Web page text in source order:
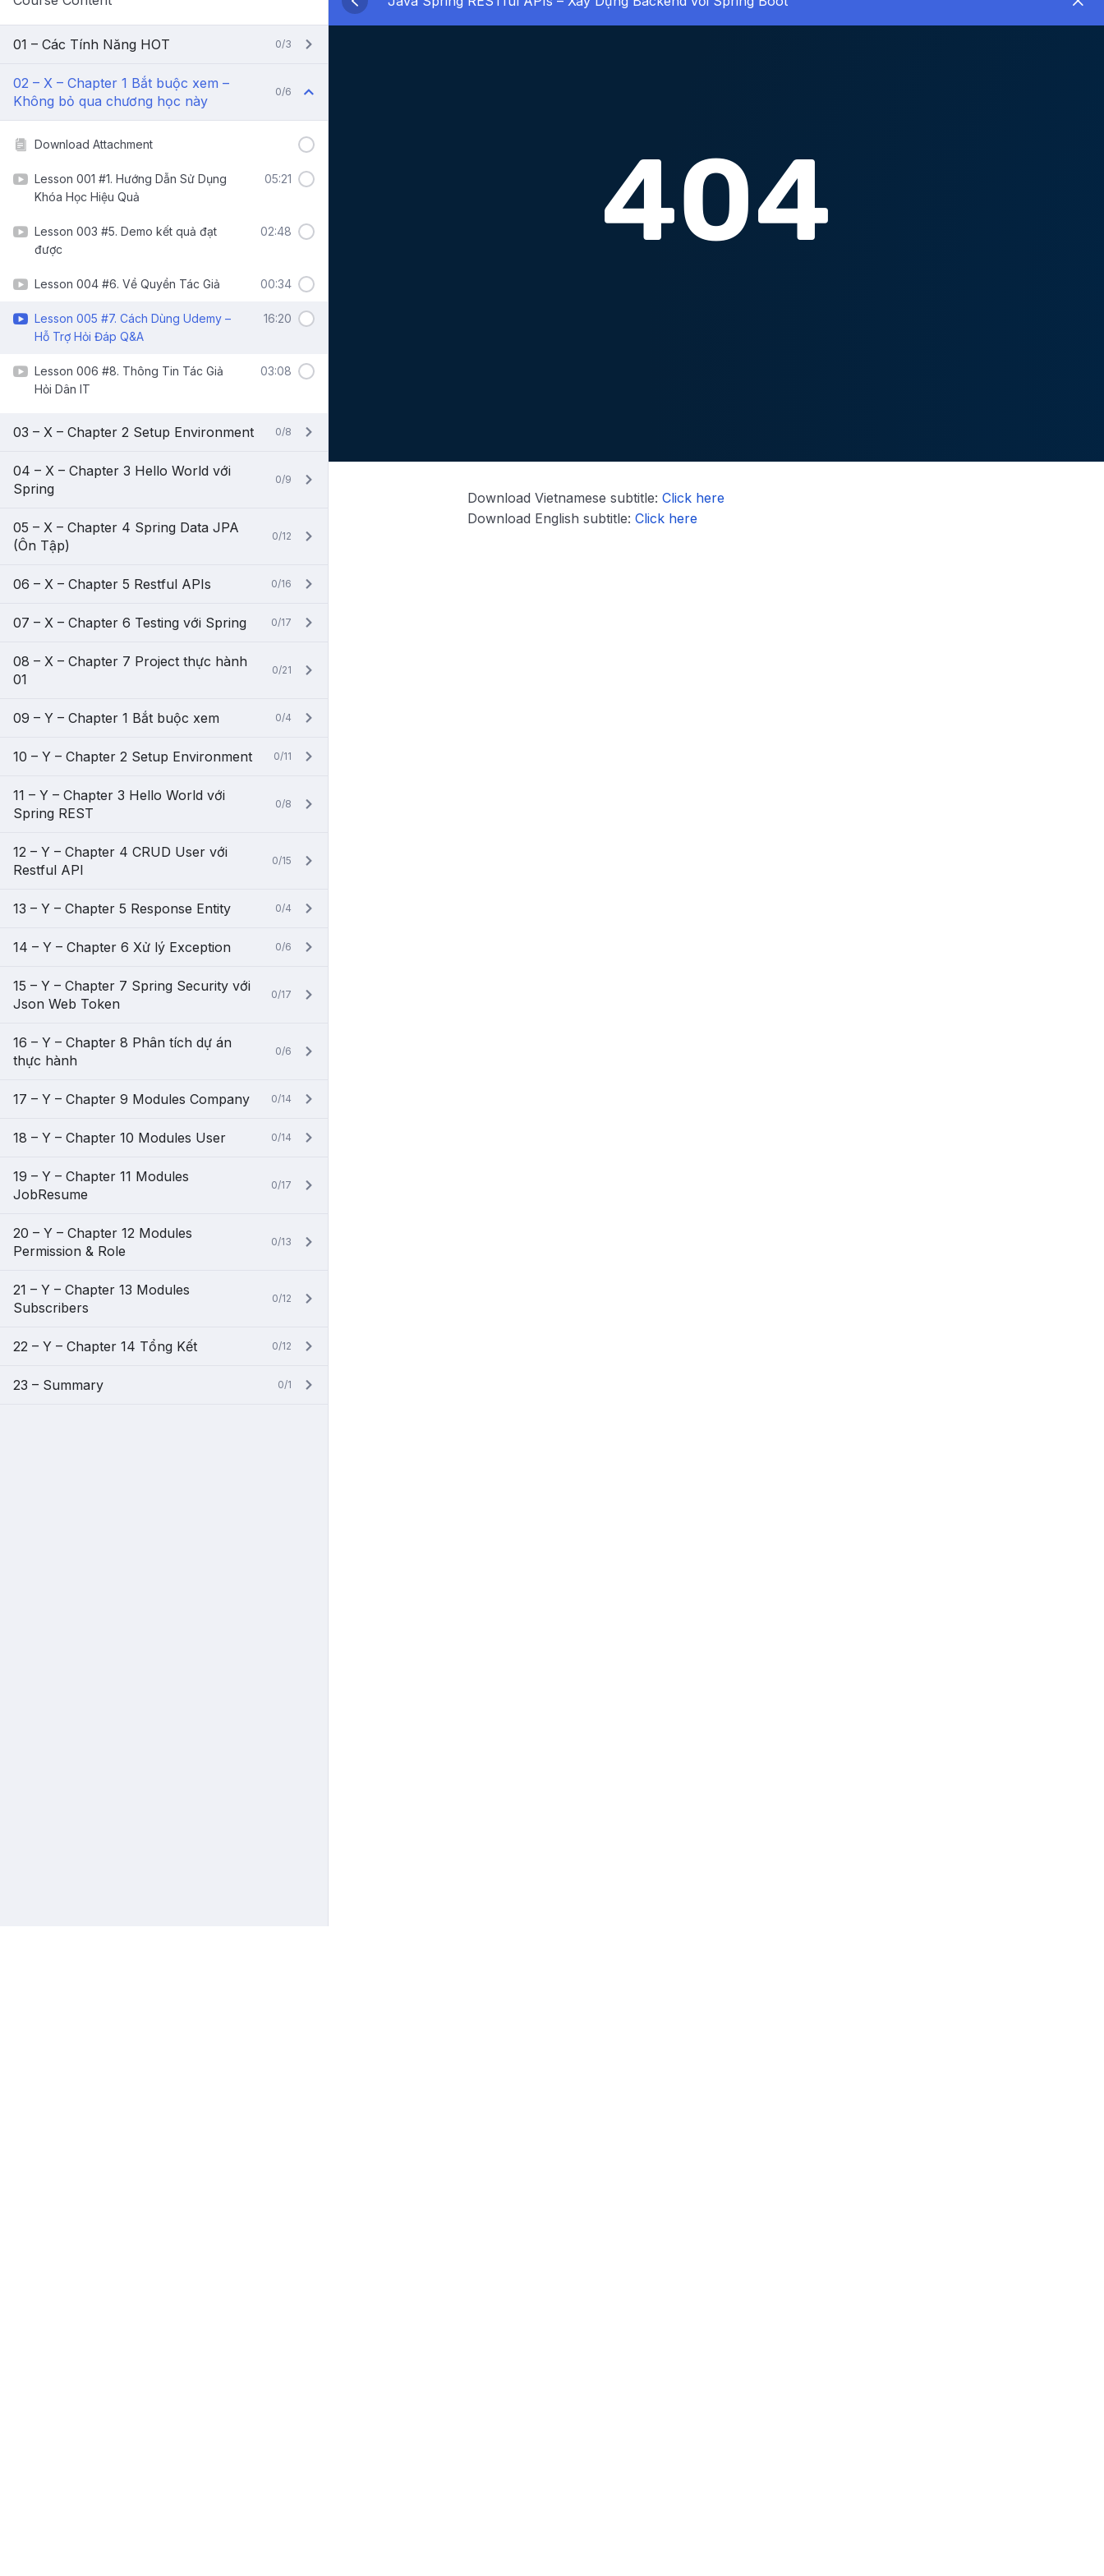
01 – Các Tính Năng HOT 0/3
02 – X – Chapter 1 Bắt buộc xem –
Không bỏ qua chương học này
0/6
Download Attachment
Lesson 001 #1. Hướng Dẫn Sử Dụng
Khóa Học Hiệu Quả
05:21
Lesson 003 #5. Demo kết quả đạt
được
02:48
Lesson 004 #6. Về Quyền Tác Giả 00:34
Lesson 005 #7. Cách Dùng Udemy –
Hỗ Trợ Hỏi Đáp Q&A
16:20
Lesson 006 #8. Thông Tin Tác Giả
Hỏi Dân IT
03:08
03 – X – Chapter 2 Setup Environment 0/8
04 – X – Chapter 3 Hello World với
Spring
0/9
05 – X – Chapter 4 Spring Data JPA
(Ôn Tập)
0/12
06 – X – Chapter 5 Restful APIs 0/16
07 – X – Chapter 6 Testing với Spring 0/17
08 – X – Chapter 7 Project thực hành
01
0/21
09 – Y – Chapter 1 Bắt buộc xem 0/4
10 – Y – Chapter 2 Setup Environment 0/11
11 – Y – Chapter 3 Hello World với
Spring REST
0/8
12 – Y – Chapter 4 CRUD User với
Restful API
0/15
13 – Y – Chapter 5 Response Entity 0/4
14 – Y – Chapter 6 Xử lý Exception 0/6
15 – Y – Chapter 7 Spring Security với
Json Web Token
0/17
16 – Y – Chapter 8 Phân tích dự án
thực hành
0/6
17 – Y – Chapter 9 Modules Company 0/14
18 – Y – Chapter 10 Modules User 0/14
19 – Y – Chapter 11 Modules
JobResume
0/17
20 – Y – Chapter 12 Modules
Permission & Role
0/13
21 – Y – Chapter 13 Modules
Subscribers
0/12
22 – Y – Chapter 14 Tổng Kết 0/12
23 – Summary 0/1
Download Vietnamese subtitle:Click here
Download English subtitle:Click here